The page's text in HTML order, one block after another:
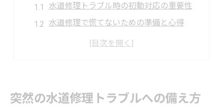
水道修理トラブル時の初動対応の重要性
水道修理で慌てないための準備と心得
水道修理のトラブル予防に役立つ知識
水道修理の費用相場と見極めポイント
突然の水道修理トラブルへの備え方